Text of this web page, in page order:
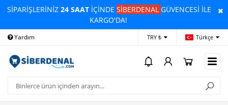
SİPARİŞLERİNİZ24 SAAT İÇİNDESİBERDENALGÜVENCESİ İLE
KARGO'DA!
Yardım Ödeme Bildirimi
TRY ₺ Türkçe